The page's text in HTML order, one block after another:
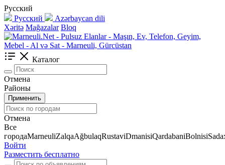
Русский
Русский
Azərbaycan dili
Xəritə Mağazalar Bloq
Каталог
Отмена
Районы
Применить
Отмена
Все
городаMarneuliZalqaAğbulaqRustaviDmanisiQardabaniBolnisi
Войти
Разместить бесплатно